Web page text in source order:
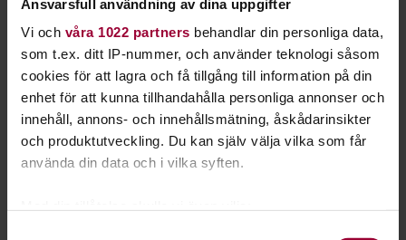
Ansvarsfull användning av dina uppgifter
Vi och våra 1022 partners behandlar din personliga data,
som t.ex. ditt IP-nummer, och använder teknologi såsom
cookies för att lagra och få tillgång till information på din
enhet för att kunna tillhandahålla personliga annonser och
innehåll, annons- och innehållsmätning, åskådarinsikter
och produktutveckling. Du kan själv välja vilka som får
använda din data och i vilka syften.
promenerar utomhus, säger Magnus Dagvall, lärare på
skolan.
Deltagarna går två och två, på en idyllisk stig i naturen nära
Skärholmen. Efter 5–7 minuters promenad byter man
partner och fråga.
– På skolan jobbar vi aktivt för inkludering och mot rasism,
och därför lyfter vi sådana frågor vid promenaden.
Några exempel på frågor är ”vad kommer du ifrån?”, ”vad är